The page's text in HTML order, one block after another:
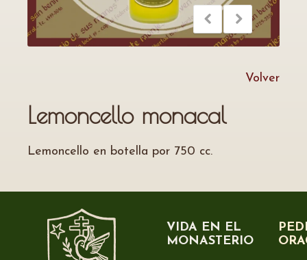
Volver
Lemoncello monacal
Lemoncello en botella por 750 cc.
VIDA EN EL
MONASTERIO